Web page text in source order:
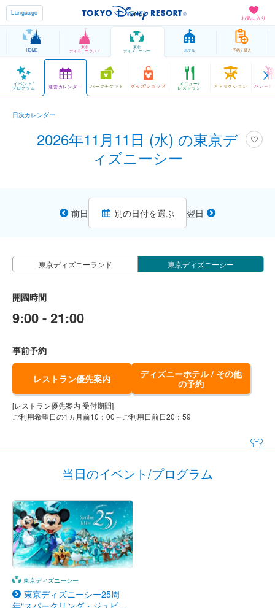
お気に入り
Language
HOME
東京
ディズニーランド
東京
ディズニーシー ホテル 予約 / 購入
イベント/
プログラム 運営カレンダー パークチケット グッズ/ショップ メニュー/
レストラン アトラクション パレード
日次カレンダー
2026年11月11日 (水) の東京デ
ィズニーシー
前日 別の日付を選ぶ 翌日
東京ディズニーランド 東京ディズニーシー
開園時間
9:00 - 21:00
事前予約
レストラン優先案内
ディズニーホテル / その他
の予約
[レストラン優先案内 受付期間]
ご利用希望日の1ヵ月前10：00～ご利用日前日20：59
当日のイベント/プログラム
東京ディズニーシー
東京ディズニーシー25周